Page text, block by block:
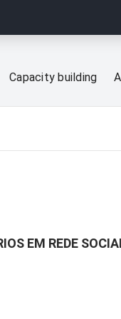
Capacity building
EM REDE